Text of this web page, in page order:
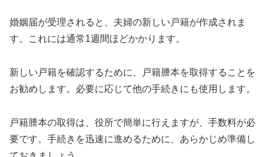
婚姻届が受理されると、夫婦の新しい戸籍が作成されま
す。これには通常1週間ほどかかります。
新しい戸籍を確認するために、戸籍謄本を取得することを
お勧めします。必要に応じて他の手続きにも使用します。
戸籍謄本の取得は、役所で簡単に行えますが、手数料が必
要です。手続きを迅速に進めるために、あらかじめ準備し